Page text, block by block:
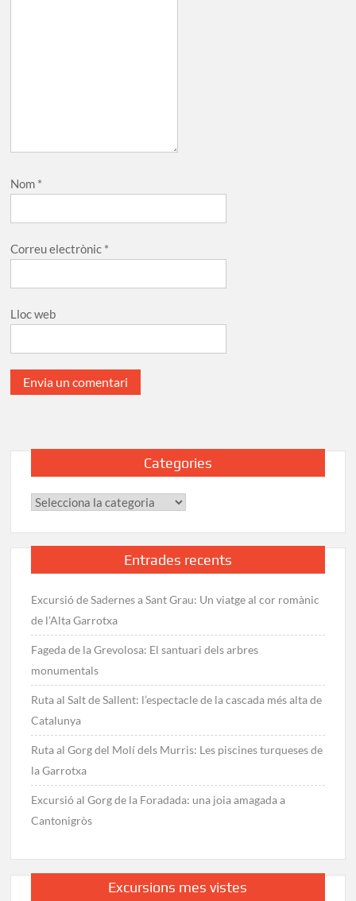
Nom *
Correu electrònic *
Lloc web
Categories
Categories
Entrades recents
Excursió de Sadernes a Sant Grau: Un viatge al cor romànic
de l’Alta Garrotxa
Fageda de la Grevolosa: El santuari dels arbres
monumentals
Ruta al Salt de Sallent: l’espectacle de la cascada més alta de
Catalunya
Ruta al Gorg del Molí dels Murris: Les piscines turqueses de
la Garrotxa
Excursió al Gorg de la Foradada: una joia amagada a
Cantonigròs
Excursions mes vistes